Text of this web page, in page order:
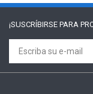
¡SUSCRÍBIRSE PARA